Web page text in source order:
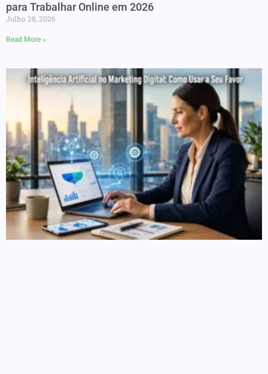
para Trabalhar Online em 2026
Julho 28, 2026
Read More »